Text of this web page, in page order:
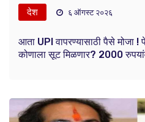
देश ६ ऑगस्ट २०२६
आता UPI वापरण्यासाठी पैसे मोजा
कोणाला सूट मिळणार? 2000